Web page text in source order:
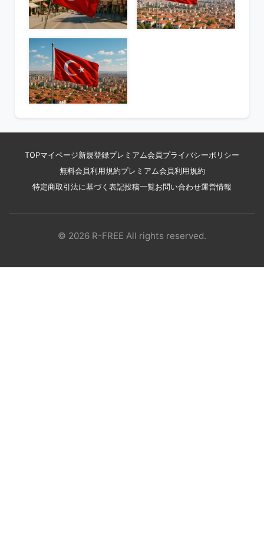
TOPマイページ新規登録プレミアム会員 プライバシーポリシー
無料会員利用規約プレミアム会員利用規約
特定商取引法に基づく表記投稿一覧お問い合わせ運営情報
© 2026 R-FREE All rights reserved.